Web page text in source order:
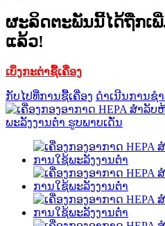
ຜະລິດຕະພັນນີ້ໄດ້ຖືກເ
ແລ້ວ!
ເບິ່ງກະຕ່າຊື້ເຄື່ອງ
ກັບໄປທີ່ການຊື້ເຄື່ອງ ດຳເນີນການຊຳ